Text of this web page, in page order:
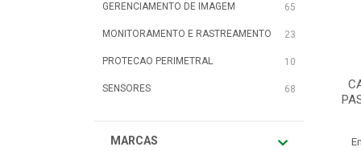
GERENCIAMENTO DE IMAGEM 65
MONITORAMENTO E RASTREAMENTO 23
PROTECAO PERIMETRAL 10
SENSORES 68
MARCAS